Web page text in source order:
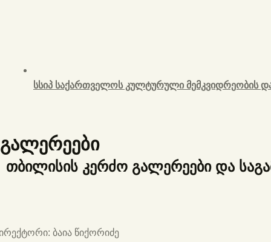
სსიპ საქართველოს კულტურული მემკვიდრეობის
გალერეები
თბილისის კერძო გალერეები და
ბაია წიქორიძე